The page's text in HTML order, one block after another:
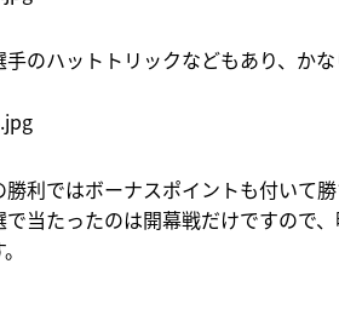
のハットトリックなどもあり、か
勝利ではボーナスポイントも付いて
で当たったのは開幕戦だけですので